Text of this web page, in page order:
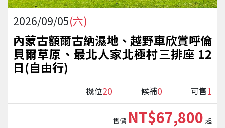
2026/09/05(六)
內蒙古額爾古納濕地、越野車欣賞呼倫
貝爾草原、最北人家北極村三排座 12
日(自由行)
機位20 候補0 可售1
售價 NT$67,800 起